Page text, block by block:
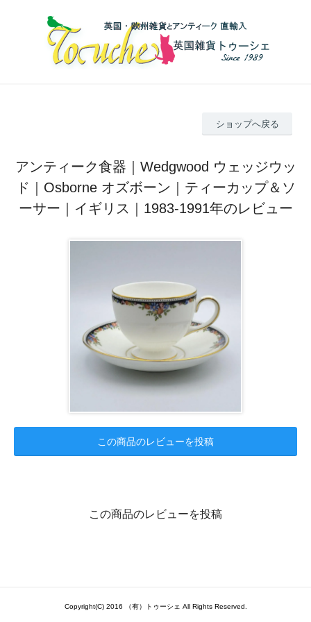
ショップへ戻る
アンティーク食器｜Wedgwood ウェッジウッ
ド｜Osborne オズボーン｜ティーカップ＆ソ
ーサー｜イギリス｜1983-1991年のレビュー
この商品のレビューを投稿
この商品のレビューを投稿
Copyright(C) 2016 （有）トゥーシェ All Rights Reserved.